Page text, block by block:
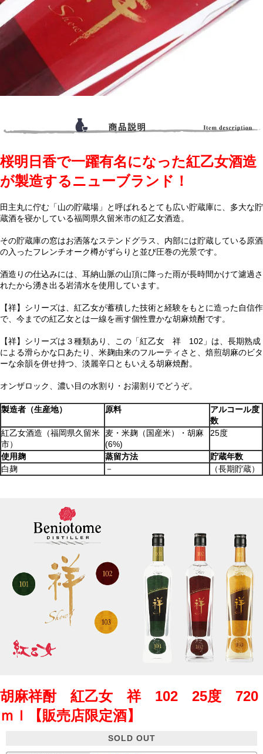
桜明日香で一躍有名になった紅乙女酒造
が製造するニューブランド！
田主丸に佇む「山の貯蔵場」と呼ばれるとても広い貯蔵庫に、多大な貯
蔵酒を寝かしている福岡県久留米市の紅乙女酒造。
その貯蔵庫の窓はお洒落なステンドグラス、内部には貯蔵している原酒
の入ったフレンチオーク樽がずらりと並び圧巻の光景です。
酒造りの仕込みには、耳納山脈の山頂に降った雨が長時間かけて濾過さ
れたから湧き出る岩清水を使用しています。
【祥】シリーズは、紅乙女が蓄積した技術と経験をもとに造った自信作
で、今までの紅乙女とは一線を画す個性豊かな胡麻焼酎です。
【祥】シリーズは３種類あり、この「紅乙女 祥 102」は、長期熟成
による滑らかな口あたり、米麹由来のフルーティさと、焙煎胡麻のビタ
ーな余韻を併せ持つ、淡麗辛口ともいえる胡麻焼酎。
オンザロック、濃い目の水割り・お湯割りでどうぞ。
製造者（生産地） 原料
アルコール度
数
紅乙女酒造（福岡県久留米
市）
麦・米麹（国産米）・胡麻
(6%)
25度
使用麹 蒸留方法
貯蔵年数
白麹
－ （長期貯蔵）
胡麻祥酎 紅乙女 祥 102 25度 720
ｍｌ【販売店限定酒】
SOLD OUT